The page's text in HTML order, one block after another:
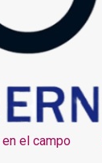
el campo